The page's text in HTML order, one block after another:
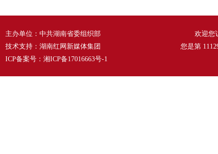
主办单位：中共湖南省委组织部
技术支持：湖南红网新媒体集团
ICP备案号： 湘ICP备17016663号-1
欢迎您
您是第